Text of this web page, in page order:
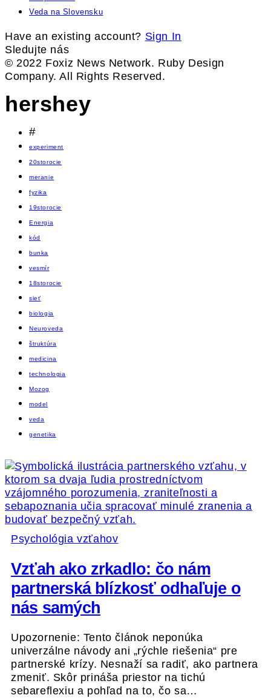
Veda na Slovensku
Have an existing account? Sign In
Sledujte nás
© 2022 Foxiz News Network. Ruby Design
Company. All Rights Reserved.
hershey
#
experiment
20storocie
meranie
fyzika
19storocie
Energia
kód
bunka
vesmír
18storocie
sieť
biologia
Neuroveda
štruktúra
medicina
technologia
Mozog
model
veda
genetika
Psychológia vzťahov
Vzťah ako zrkadlo: čo nám
partnerská blízkosť odhaľuje o
nás samých
Upozornenie: Tento článok neponúka
univerzálne návody ani „rýchle riešenia“ pre
partnerské krízy. Nesnaží sa radiť, ako partnera
zmeniť. Skôr prináša priestor na tichú
sebareflexiu a pohľad na to, čo sa…